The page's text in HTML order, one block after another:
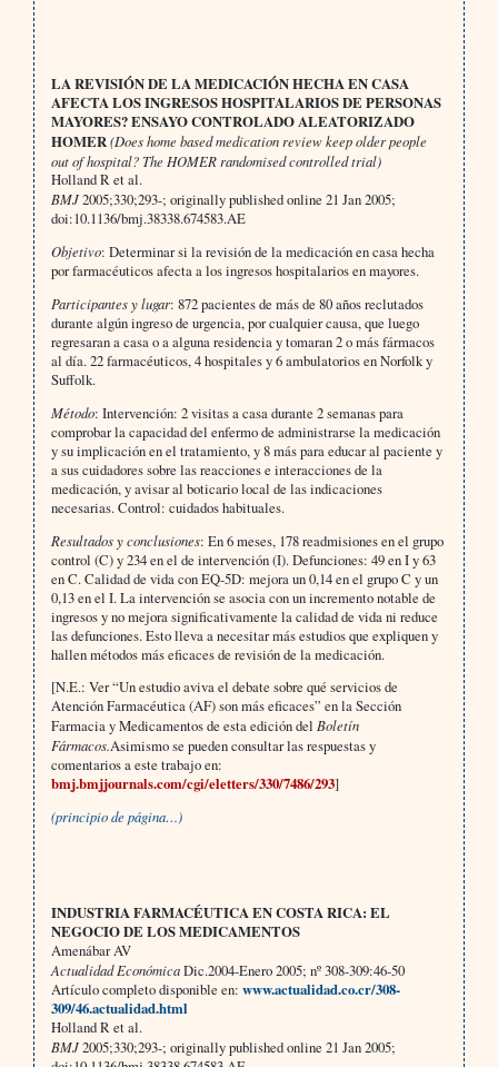
LA REVISIÓN DE LA MEDICACIÓN HECHA EN CASA
AFECTA LOS INGRESOS HOSPITALARIOS DE PERSONAS
MAYORES?ENSAYO CONTROLADO ALEATORIZADO
HOMER(Does home based medication review keep older people
out of hospital? The HOMER randomised controlled trial)
Holland R et al.
BMJ2005;330;293-; originally published online 21 Jan 2005;
doi:10.1136/bmj.38338.674583.AE
Objetivo: Determinar si la revisión de la medicación en casa hecha
por farmacéuticos afecta a los ingresos hospitalarios en mayores.
Participantes y lugar: 872 pacientes de más de 80 años reclutados
durante algún ingreso de urgencia, por cualquier causa, que luego
regresaran a casa o a alguna residencia y tomaran 2 o más fármacos
al día. 22 farmacéuticos, 4 hospitales y 6 ambulatorios en Norfolk y
Suffolk.
Método: Intervención: 2 visitas a casa durante 2 semanas para
comprobar la capacidad del enfermo de administrarse la medicación
y su implicación en el tratamiento, y 8 más para educar al paciente y
a sus cuidadores sobre las reacciones e interacciones de la
medicación, y avisar al boticario local de las indicaciones
necesarias. Control: cuidados habituales.
Resultados y conclusiones: En 6 meses, 178 readmisiones en el grupo
control (C) y 234 en el de intervención (I). Defunciones: 49 en I y 63
en C. Calidad de vida con EQ-5D: mejora un 0,14 en el grupo C y un
0,13 en el I. La intervención se asocia con un incremento notable de
ingresos y no mejora significativamente la calidad de vida ni reduce
las defunciones. Esto lleva a necesitar más estudios que expliquen y
hallen métodos más eficaces de revisión de la medicación.
[N.E.: Ver “Un estudio aviva el debate sobre qué servicios de
Atención Farmacéutica (AF) son más eficaces” en la Sección
Farmacia y Medicamentos de esta edición del Boletín
Fármacos.Asimismo se pueden consultar las respuestas y
comentarios a este trabajo en:
bmj.bmjjournals.com/cgi/eletters/330/7486/293]
(principio de página…)
INDUSTRIA FARMACÉUTICA EN COSTA RICA: EL
NEGOCIO DE LOS MEDICAMENTOS
Amenábar AV
Actualidad EconómicaDic.2004-Enero 2005; nº 308-309:46-50
Artículo completo disponible en: www.actualidad.co.cr/308-
309/46.actualidad.html
Holland R et al.
BMJ2005;330;293-; originally published online 21 Jan 2005;